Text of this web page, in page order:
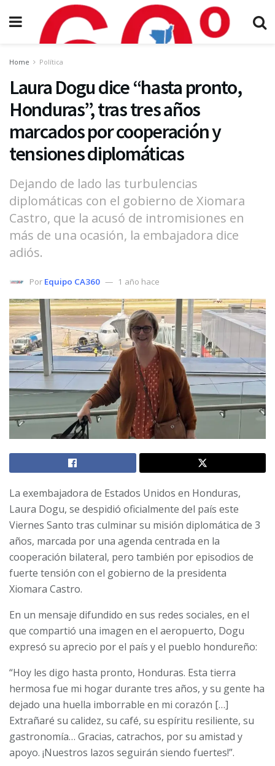
Home Política
Laura Dogu dice “hasta pronto,
Honduras”, tras tres años
marcados por cooperación y
tensiones diplomáticas
Dejando de lado las turbulencias
diplomáticas con el gobierno de Xiomara
Castro, que la acusó de intromisiones en
más de una ocasión, la embajadora dice
adiós.
Por Equipo CA360 1 año hace
La exembajadora de Estados Unidos en Honduras,
Laura Dogu, se despidió oficialmente del país este
Viernes Santo tras culminar su misión diplomática de 3
años, marcada por una agenda centrada en la
cooperación bilateral, pero también por episodios de
fuerte tensión con el gobierno de la presidenta
Xiomara Castro.
En un mensaje difundido en sus redes sociales, en el
que compartió una imagen en el aeropuerto, Dogu
expresó su aprecio por el país y el pueblo hondureño:
“Hoy les digo hasta pronto, Honduras. Esta tierra
hermosa fue mi hogar durante tres años, y su gente ha
dejado una huella imborrable en mi corazón […]
Extrañaré su calidez, su café, su espíritu resiliente, su
gastronomía… Gracias, catrachos, por su amistad y
apoyo. ¡Nuestros lazos seguirán siendo fuertes!”.